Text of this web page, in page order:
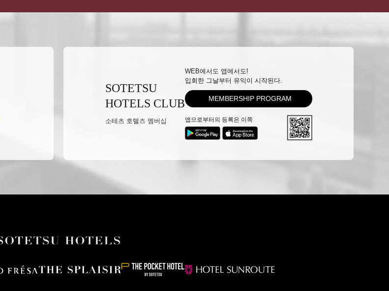
SOTETSU
HOTELS CLUB
소테츠 호텔즈 멤버십
WEB에서도 앱에서도!
입회한 그날부터 유익이 시작된다.
MEMBERSHIP PROGRAM
앱으로부터의 등록은 이쪽